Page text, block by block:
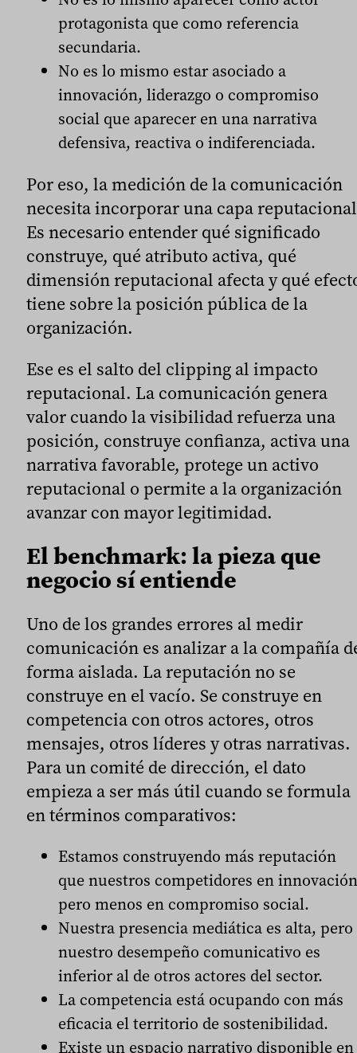
protagonista que como referencia
secundaria.
No es lo mismo estar asociado a
innovación, liderazgo o compromiso
social que aparecer en una narrativa
defensiva, reactiva o indiferenciada.
Por eso, la medición de la comunicación
necesita incorporar una capa
Es necesario entender qué significado
construye, qué atributo activa, qué
dimensión reputacional afecta y qué
tiene sobre la posición pública de la
organización.
Ese es el salto del clipping al impacto
reputacional. La comunicación genera
valor cuando la visibilidad refuerza una
posición, construye confianza, activa una
narrativa favorable, protege un activo
reputacional o permite a la organización
avanzar con mayor legitimidad.
El benchmark: la pieza que
negocio sí entiende
Uno de los grandes errores al medir
comunicación es analizar a la compañía
forma aislada. La reputación no se
construye en el vacío. Se construye en
competencia con otros actores, otros
mensajes, otros líderes y otras narrativas.
Para un comité de dirección, el dato
empieza a ser más útil cuando se formula
en términos comparativos:
Estamos construyendo más reputación
que nuestros competidores en
pero menos en compromiso social.
Nuestra presencia mediática es alta, pero
nuestro desempeño comunicativo es
inferior al de otros actores del sector.
La competencia está ocupando con más
eficacia el territorio de sostenibilidad.
Existe un espacio narrativo disponible en